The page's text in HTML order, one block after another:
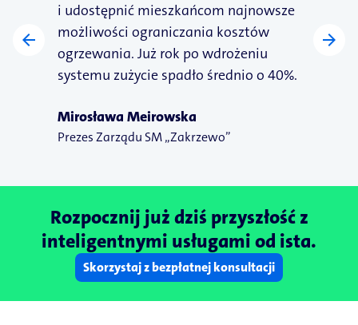
arrow_back arrow_forward
oszczędzaniu. Dzięki systemowi
monitorujemy zużycie na bieżąco i
tworzymy realną wartość z analizy
danych.”
Sławomir Łopieński
Zastępca Prezesa ds. technicznego
Rozpocznij już dziś przyszłość z
inteligentnymi usługami od ista.
Skorzystaj z bezpłatnej konsultacji